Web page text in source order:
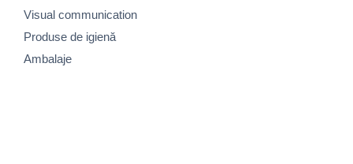
Visual communication
Produse de igienă
Ambalaje